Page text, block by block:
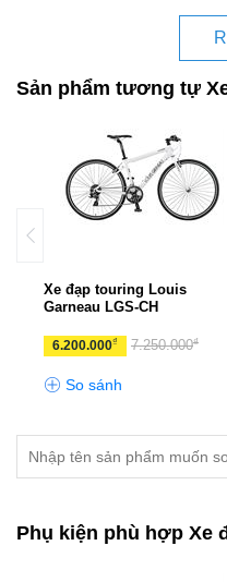
Sản phẩm tương tự
Xe đạp touring Louis
Garneau LGS-CH
6.200.000₫ 7.250.000₫
So sánh
Phụ kiện phù hợp Xe